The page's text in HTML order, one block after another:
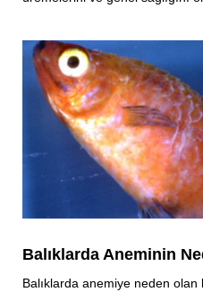
Balıklarda Aneminin
Balıklarda anemiye neden olan